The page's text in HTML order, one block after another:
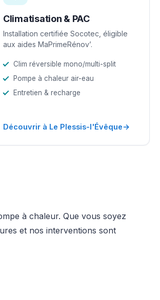
Climatisation & PAC
Installation certifiée Socotec, éligible
aux aides MaPrimeRénov’.
Clim réversible mono/multi-split
Pompe à chaleur air-eau
Entretien & recharge
Découvrir à Le Plessis-l'Évêque→
à chaleur. Que vous soyez
et nos interventions sont